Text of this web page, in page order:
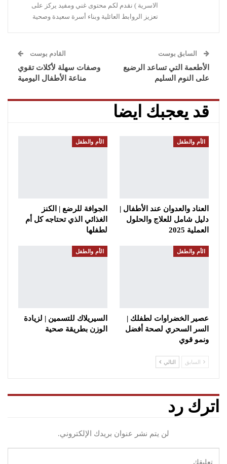
الاسرية ) نقدم لكم محتوى غني ومفيد يركز على
تعزيز الروابط العائلية وبناء أسرة سعيدة وصحية
السابق بوست
الأطعمة التي تساعد الرضيع
على النوم السليم
القادم بوست
وصفات سهلة لأكلات تقوي
مناعة الأطفال اليومية
قد يعجبك ايضا
الأم والطفل
العناد والعدوان عند الأطفال |
دليل شامل للعلاج والحلول
العملية 2025
الأم والطفل
الجوافة للرضع | الكنز
الغذائي الذي تحتاجه كل أم
لطفلها
الأم والطفل
عصير الخضراوات لطفلك |
السر السحري لصحة أفضل
ونمو قوي
الأم والطفل
السيريلاك للتسمين | لزيادة
الوزن بطريقة صحية
السابق التالي
اترك رد
لن يتم نشر عنوان بريدك الإلكتروني.